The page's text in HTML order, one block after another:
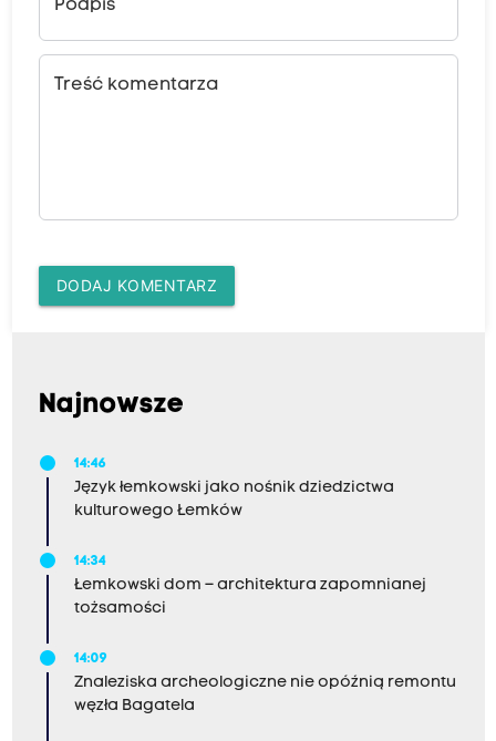
Podpis
Treść komentarza
DODAJ KOMENTARZ
Najnowsze
14:46
Język łemkowski jako nośnik dziedzictwa
kulturowego Łemków
14:34
Łemkowski dom – architektura zapomnianej
tożsamości
14:09
Znaleziska archeologiczne nie opóźnią remontu
węzła Bagatela